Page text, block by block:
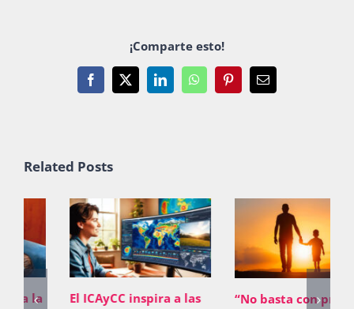
¡Comparte esto!
Facebook
X LinkedInWhatsAppPinterestEmail
Related Posts
El ICAyCC inspira a las
“No basta con proveer;